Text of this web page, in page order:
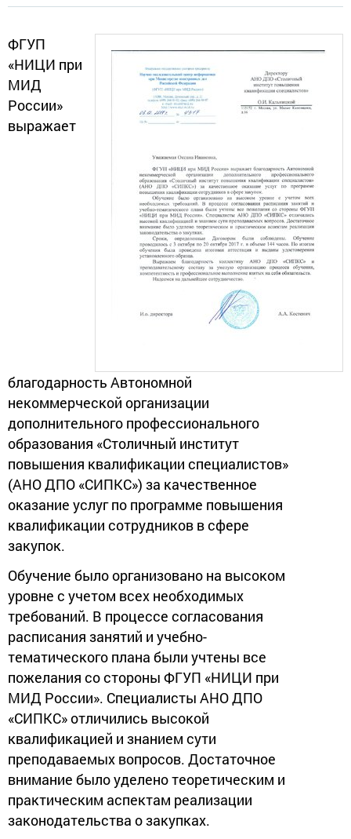
ФГУП
«НИЦИ при
МИД
России»
выражает
благодарность Автономной
некоммерческой организации
дополнительного профессионального
образования «Столичный институт
повышения квалификации специалистов»
(АНО ДПО «СИПКС») за качественное
оказание услуг по программе повышения
квалификации сотрудников в сфере
закупок.
Обучение было организовано на высоком
уровне с учетом всех необходимых
требований. В процессе согласования
расписания занятий и учебно-
тематического плана были учтены все
пожелания со стороны ФГУП «НИЦИ при
МИД России». Специалисты АНО ДПО
«СИПКС» отличились высокой
квалификацией и знанием сути
преподаваемых вопросов. Достаточное
внимание было уделено теоретическим и
практическим аспектам реализации
законодательства о закупках.